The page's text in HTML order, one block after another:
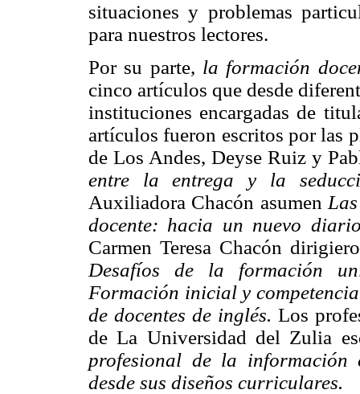
situaciones y problemas
para nuestros lectores.
Por su parte, la formación
cinco artículos que desde
instituciones encargadas de
artículos fueron escritos por las
de Los Andes, Deyse Ruiz y
entre la entrega y la
Auxiliadora Chacón asumen
docente: hacia un nuevo
Carmen Teresa Chacón
Desafíos de la formación
Formación inicial y
de docentes de inglés. Los
de La Universidad del Zulia
profesional de la información
desde sus diseños curriculares.